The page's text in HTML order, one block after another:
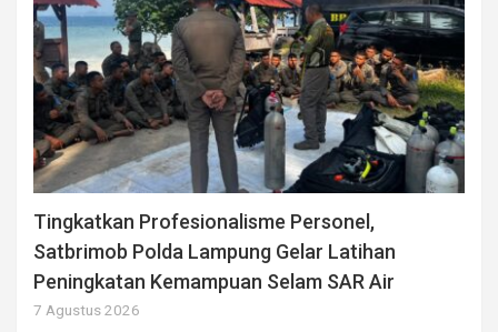
Tingkatkan Profesionalisme Personel,
Satbrimob Polda Lampung Gelar Latihan
Peningkatan Kemampuan Selam SAR Air
7 Agustus 2026